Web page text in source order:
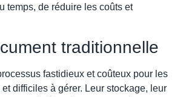
temps, de réduire les coûts et
traditionnelle
fastidieux et coûteux pour les
difficiles à gérer. Leur stockage, leur